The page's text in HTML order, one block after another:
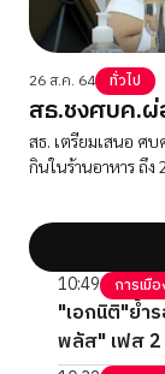
26 ส.ค. 64 ทั่วไป
สธ.ชงศบค.ผ่
สธ. เตรียมเสนอ ศ
กินในร้านอาหาร ถึ
10:49 การเมือ
"เอกนิติ"ย้ำ
พลัส" เฟส 2